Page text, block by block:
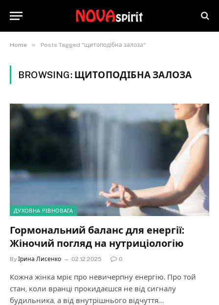
Home » Posts Tagged "щитоподібна залоза"
BROWSING: ЩИТОПОДІБНА ЗАЛОЗА
ДУХОВНА РІВНОВАГА
Гормональний баланс для енергії:
Жіночий погляд на нутриціологію
By Ірина Лисенко 02.12.2025 0
Кожна жінка мріє про невичерпну енергію. Про той
стан, коли вранці прокидаєшся не від сигналу
будильника, а від внутрішнього відчуття…